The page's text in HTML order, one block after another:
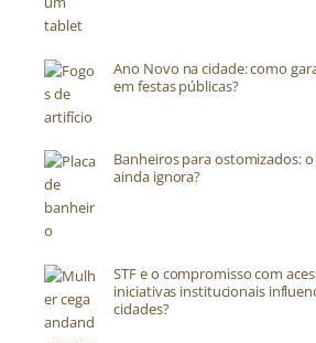
Ano Novo na cidade: como
em festas públicas?
Banheiros para ostomizados:
ainda ignora?
STF e o compromisso com
iniciativas institucionais
cidades?